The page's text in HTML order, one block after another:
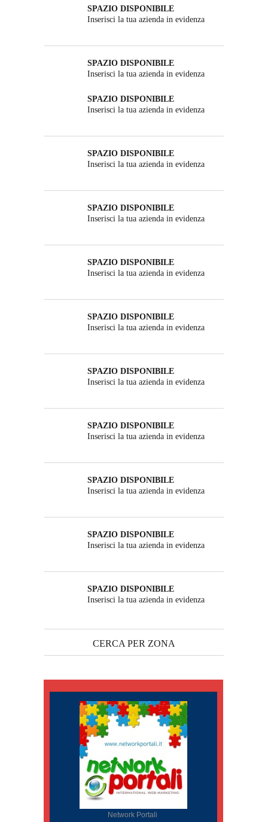
SPAZIO DISPONIBILE
Inserisci la tua azienda in evidenza
SPAZIO DISPONIBILE
Inserisci la tua azienda in evidenza
SPAZIO DISPONIBILE
Inserisci la tua azienda in evidenza
SPAZIO DISPONIBILE
Inserisci la tua azienda in evidenza
SPAZIO DISPONIBILE
Inserisci la tua azienda in evidenza
SPAZIO DISPONIBILE
Inserisci la tua azienda in evidenza
SPAZIO DISPONIBILE
Inserisci la tua azienda in evidenza
SPAZIO DISPONIBILE
Inserisci la tua azienda in evidenza
SPAZIO DISPONIBILE
Inserisci la tua azienda in evidenza
SPAZIO DISPONIBILE
Inserisci la tua azienda in evidenza
SPAZIO DISPONIBILE
Inserisci la tua azienda in evidenza
SPAZIO DISPONIBILE
Inserisci la tua azienda in evidenza
CERCA PER ZONA
Network Portali